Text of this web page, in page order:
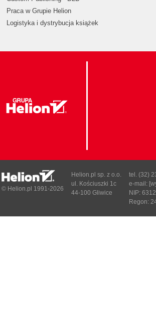
Praca w Grupie Helion
Logistyka i dystrybucja książek
© Helion.pl 1991-2026
Helion.pl sp. z o.o.
ul. Kościuszki 1c
44-100 Gliwice
tel. (32)
e-mail:
NIP:
Regon: